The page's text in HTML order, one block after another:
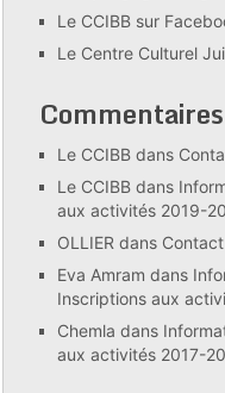
Le CCIBB sur
Le Centre Culturel
Le CCIBB dans
Le CCIBB dans
aux activités 2019-
OLLIER dans Contact
Eva Amram dans
Inscriptions aux
Chemla dans
aux activités 2017-